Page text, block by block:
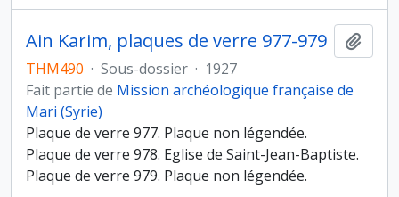
Ain Karim, plaques de verre 977-979
THM490 · Sous-dossier · 1927
Fait partie de Mission archéologique française de
Mari (Syrie)
Plaque de verre 977. Plaque non légendée.
Plaque de verre 978. Eglise de Saint-Jean-Baptiste.
Plaque de verre 979. Plaque non légendée.